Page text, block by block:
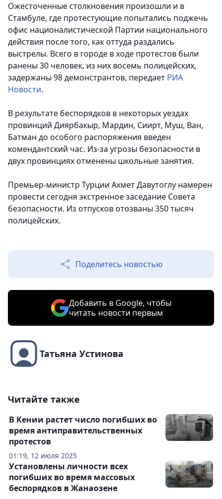
Ожесточенные столкновения произошли и в
Стамбуле, где протестующие попытались поджечь
офис националистической Партии национального
действия после того, как оттуда раздались
выстрелы. Всего в городе в ходе протестов были
ранены 30 человек, из них восемь полицейских,
задержаны 98 демонстрантов, передает РИА
Новости.
В результате беспорядков в некоторых уездах
провинций Диярбакыр, Мардин, Сиирт, Муш, Ван,
Батман до особого распоряжения введен
комендантский час. Из-за угрозы безопасности в
двух провинциях отменены школьные занятия.
Премьер-министр Турции Ахмет Давутоглу намерен
провести сегодня экстренное заседание Совета
безопасности. Из отпусков отозваны 350 тысяч
полицейских.
Поделитесь новостью
Добавить в Google, чтобы
читать новости первым
Татьяна Устинова
Читайте также
01:19, 12 июля 2025
В Кении растет число погибших во
время антиправительственных
протестов
Установлены личности всех
погибших во время массовых
беспорядков в Жанаозене